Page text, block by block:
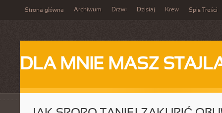
Strona główna Archiwum Drzwi Dzisiaj Krew Spis Treści
DLA MNIE MASZ